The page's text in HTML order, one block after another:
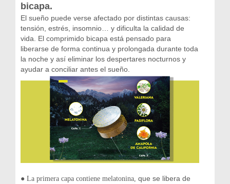
bicapa.
El sueño puede verse afectado por distintas causas:
tensión, estrés, insomnio… y dificulta la calidad de
vida. El comprimido bicapa está pensado para
liberarse de forma continua y prolongada durante toda
la noche y así eliminar los despertares nocturnos y
ayudar a conciliar antes el sueño.
● La primera capa contiene melatonina, que se libera de